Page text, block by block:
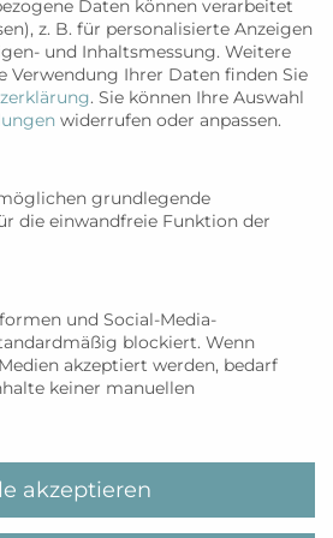
Farbe und
Daten können verarbeitet
z. B. für personalisierte Anzeigen
und Inhaltsmessung. Weitere
Verwendung Ihrer Daten finden Sie
. Sie können Ihre Auswahl
widerrufen oder anpassen.
grundlegende
die einwandfreie Funktion der
und Social-Media-
blockiert. Wenn
akzeptiert werden, bedarf
keiner manuellen
akzeptieren